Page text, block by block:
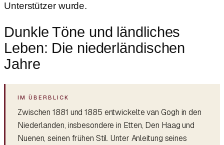
Unterstützer wurde.
Dunkle Töne und ländliches
Leben: Die niederländischen
Jahre
Zwischen 1881 und 1885 entwickelte van Gogh in den
Niederlanden, insbesondere in Etten, Den Haag und
Nuenen, seinen frühen Stil. Unter Anleitung seines